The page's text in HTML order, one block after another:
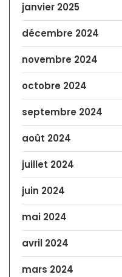
janvier 2025
décembre 2024
novembre 2024
octobre 2024
septembre 2024
août 2024
juillet 2024
juin 2024
mai 2024
avril 2024
mars 2024